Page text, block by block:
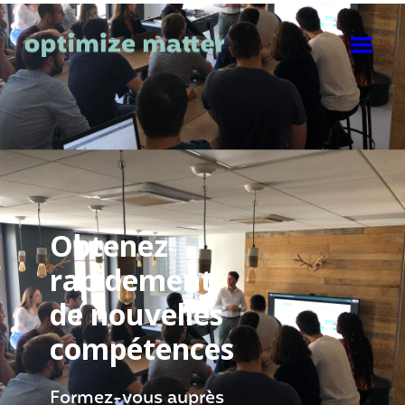
Obtenez
rapidement
de nouvelles
compétences
Formez-vous auprès